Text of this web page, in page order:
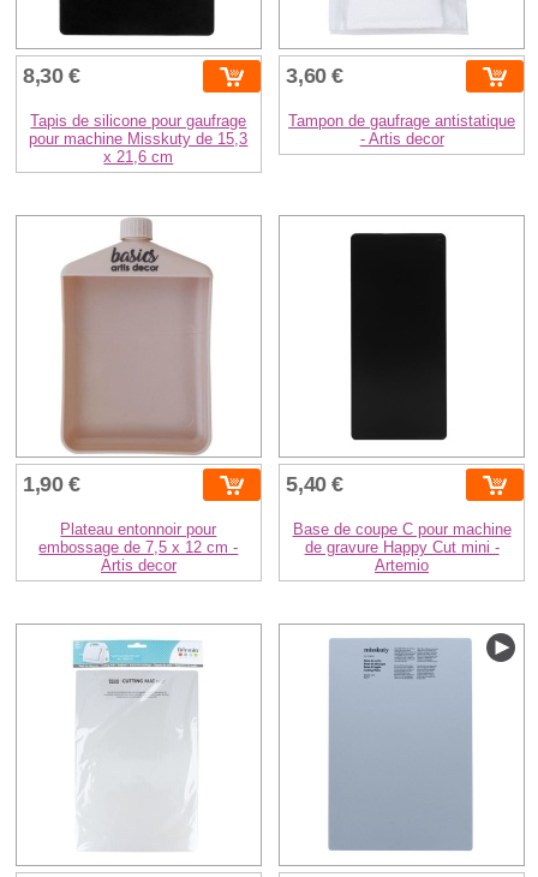
8,30 €
Tapis de silicone pour gaufrage
pour machine Misskuty de 15,3
x 21,6 cm
3,60 €
Tampon de gaufrage antistatique
- Artis decor
1,90 €
Plateau entonnoir pour
embossage de 7,5 x 12 cm -
Artis decor
5,40 €
Base de coupe C pour machine
de gravure Happy Cut mini -
Artemio